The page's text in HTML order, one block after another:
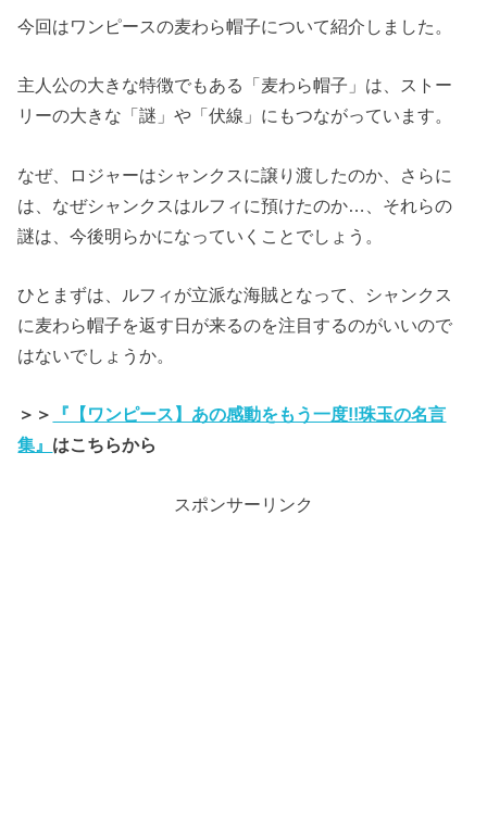
今回はワンピースの麦わら帽子について紹介しました。
主人公の大きな特徴でもある「麦わら帽子」は、ストー
リーの大きな「謎」や「伏線」にもつながっています。
なぜ、ロジャーはシャンクスに譲り渡したのか、さらに
は、なぜシャンクスはルフィに預けたのか…、それらの
謎は、今後明らかになっていくことでしょう。
ひとまずは、ルフィが立派な海賊となって、シャンクス
に麦わら帽子を返す日が来るのを注目するのがいいので
はないでしょうか。
＞＞
『【ワンピース】あの感動をもう一度!!珠玉の名言
集』 はこちらから
スポンサーリンク